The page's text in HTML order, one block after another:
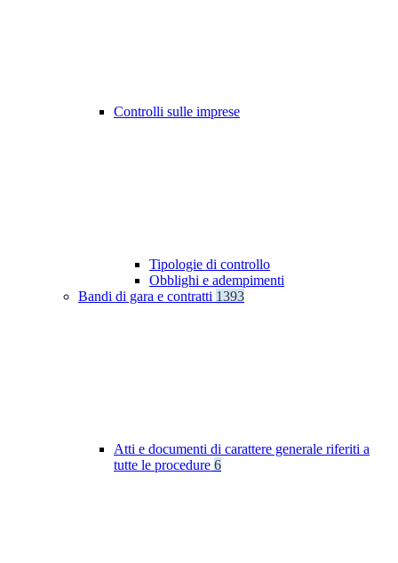
Controlli sulle imprese
Tipologie di controllo
Obblighi e adempimenti
Bandi di gara e contratti 1393
Atti e documenti di carattere generale riferiti a
tutte le procedure 6